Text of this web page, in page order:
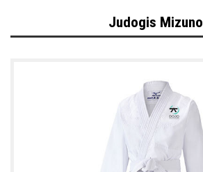
Judogis Mizuno